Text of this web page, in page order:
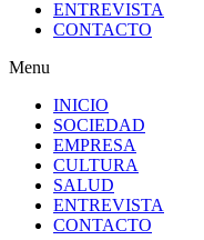
ENTREVISTA
CONTACTO
Menu
INICIO
SOCIEDAD
EMPRESA
CULTURA
SALUD
ENTREVISTA
CONTACTO